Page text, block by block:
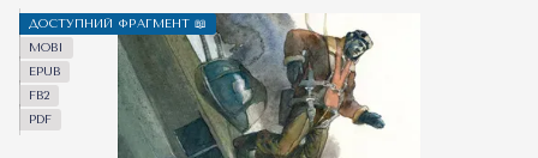
ДОСТУПНИЙ ФРАГМЕНТ 📖
MOBI
EPUB
FB2
PDF